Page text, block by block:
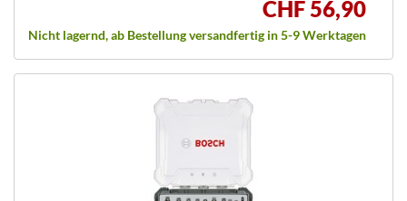
CHF 56,90
Nicht lagernd, ab Bestellung versandfertig in 5-9 Werktagen